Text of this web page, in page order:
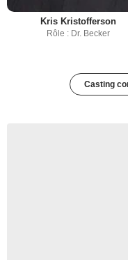
Kris Kristofferson
Rôle : Dr. Becker
Casting